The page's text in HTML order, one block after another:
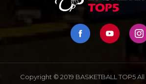
Copyright © 2019 BASKETBALL TOP5